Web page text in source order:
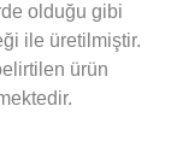
olduğu gibi
ile üretilmiştir.
ürün